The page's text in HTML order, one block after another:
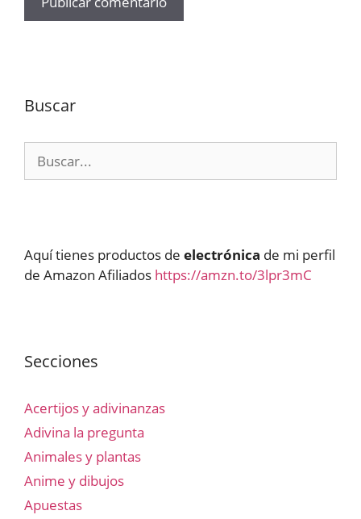
Buscar
Aquí tienes productos de electrónica de mi perfil
de Amazon Afiliados https://amzn.to/3lpr3mC
Secciones
Acertijos y adivinanzas
Adivina la pregunta
Animales y plantas
Anime y dibujos
Apuestas